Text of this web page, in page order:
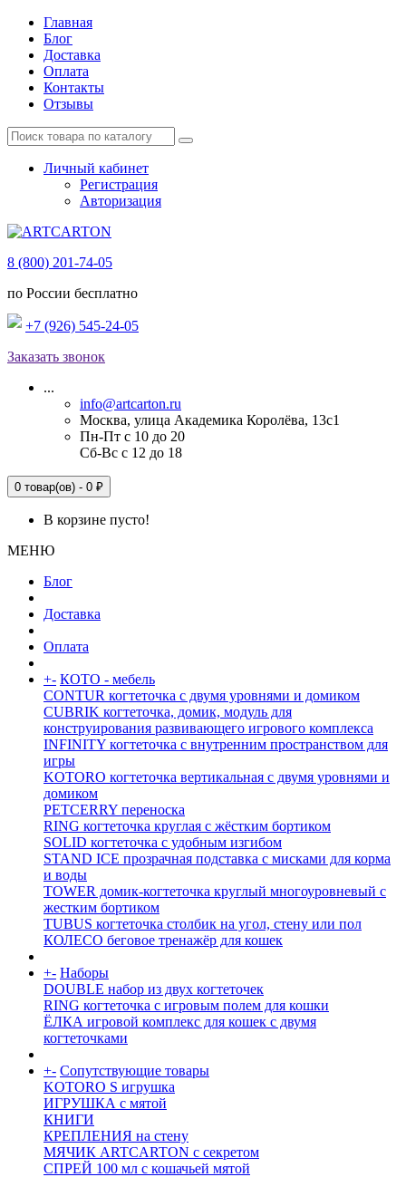
Главная
Блог
Доставка
Оплата
Контакты
Отзывы
Личный кабинет
Регистрация
Авторизация
8 (800) 201-74-05
по России бесплатно
+7 (926) 545-24-05
Заказать звонок
...
info@artcarton.ru
Москва, улица Академика Королёва, 13с1
Пн-Пт с 10 до 20
Сб-Вс с 12 до 18
0 товар(ов) - 0 ₽
В корзине пусто!
МЕНЮ
Блог
Доставка
Оплата
+- КОТО - мебель
CONTUR когтеточка с двумя уровнями и домиком
CUBRIK когтеточка, домик, модуль для
конструирования развивающего игрового комплекса
INFINITY когтеточка с внутренним пространством для
игры
KOTORO когтеточка вертикальная с двумя уровнями и
домиком
PETCERRY переноска
RING когтеточка круглая с жёстким бортиком
SOLID когтеточка с удобным изгибом
STAND ICE прозрачная подставка с мисками для корма
и воды
TOWER домик-когтеточка круглый многоуровневый с
жестким бортиком
TUBUS когтеточка столбик на угол, стену или пол
КОЛЕСО беговое тренажёр для кошек
+- Наборы
DOUBLE набор из двух когтеточек
RING когтеточка c игровым полем для кошки
ЁЛКА игровой комплекс для кошек с двумя
когтеточками
+- Сопутствующие товары
KOTORO S игрушка
ИГРУШКА с мятой
КНИГИ
КРЕПЛЕНИЯ на стену
МЯЧИК ARTCARTON с секретом
СПРЕЙ 100 мл с кошачьей мятой